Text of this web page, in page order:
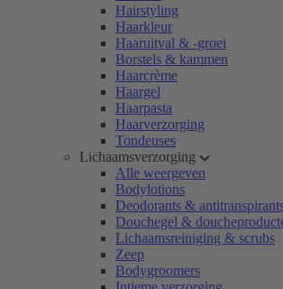
Hairstyling
Haarkleur
Haaruitval & -groei
Borstels & kammen
Haarcrème
Haargel
Haarpasta
Haarverzorging
Tondeuses
Lichaamsverzorging
Alle weergeven
Bodylotions
Deodorants &
Douchegel &
Lichaamsreiniging & scrubs
Zeep
Bodygroomers